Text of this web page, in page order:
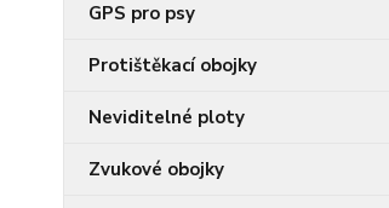
GPS pro psy
Protištěkací obojky
Neviditelné ploty
Zvukové obojky